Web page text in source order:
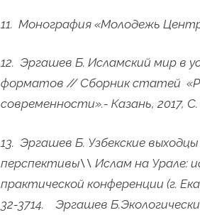
11. Монография «Молодежь
12. Эргашев Б. Исламский мир в
форматов // Сборник статей
современности».- Казань, 2017, С.
13. Эргашев Б. Узбекские
перспективы\\ Ислам на Урале:
практической конференции (г.
32-3714. Эргашев